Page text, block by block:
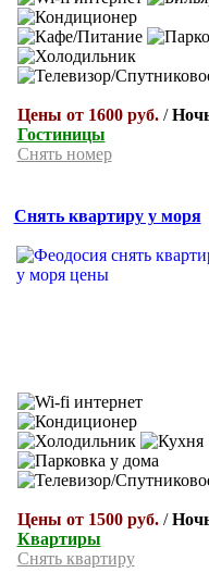
Цены от 1600 руб./
Гостиницы
Снять номер
Снять квартиру у моря
Цены от 1500 руб./
Квартиры
Снять квартиру